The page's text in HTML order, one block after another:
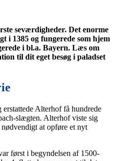
seværdigheder. Det enorme
i 1385 og fungerede som hjem
i bl.a. Bayern. Læs om
til dit eget besøg i paladset
Alterhof få hundrede
slægten. Alterhof viste sig
at opføre et nyt
først i begyndelsen af 1500-